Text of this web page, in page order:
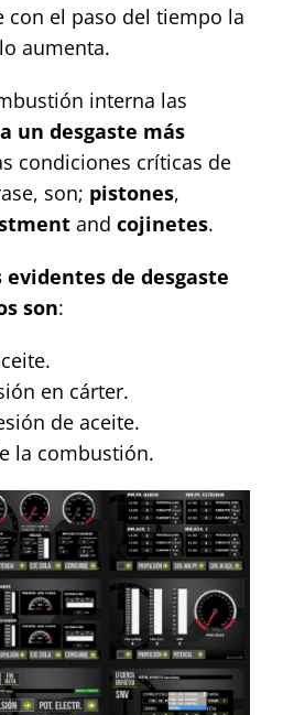
con el paso del tiempo la
aumenta.
interna las
un desgaste más
condiciones críticas de
son; pistones,
and cojinetes.
de desgaste
son:
en cárter.
de aceite.
la combustión.